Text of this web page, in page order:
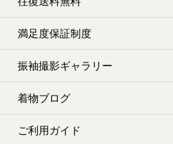
満足度保証制度
振袖撮影ギャラリー
着物ブログ
ご利用ガイド